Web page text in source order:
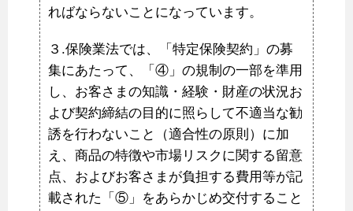
ればならないことになっています。
３.保険業法では、「特定保険契約」の募
集にあたって、「④」の規制の一部を準用
し、お客さまの知識・経験・財産の状況お
よび契約締結の目的に照らして不適当な勧
誘を行わないこと（適合性の原則）に加
え、商品の特徴や市場リスクに関する留意
点、およびお客さまが負担する費用等が記
載された「⑤」をあらかじめ交付すること